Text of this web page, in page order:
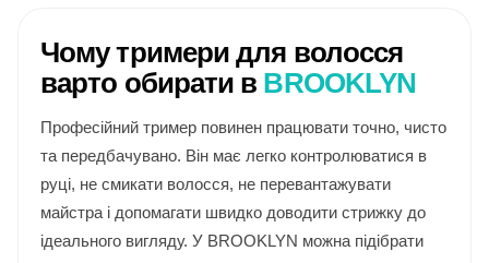
Чому тримери для волосся
варто обирати в BROOKLYN
Професійний тример повинен працювати точно, чисто
та передбачувано. Він має легко контролюватися в
руці, не смикати волосся, не перевантажувати
майстра і допомагати швидко доводити стрижку до
ідеального вигляду. У BROOKLYN можна підібрати